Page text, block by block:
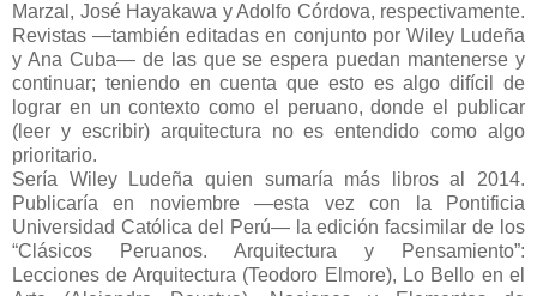
Marzal, José Hayakawa y Adolfo Córdova, respectivamente.
Revistas —también editadas en conjunto por Wiley Ludeña
y Ana Cuba— de las que se espera puedan mantenerse y
continuar; teniendo en cuenta que esto es algo difícil de
lograr en un contexto como el peruano, donde el publicar
(leer y escribir) arquitectura no es entendido como algo
prioritario.
Sería Wiley Ludeña quien sumaría más libros al 2014.
Publicaría en noviembre —esta vez con la Pontificia
Universidad Católica del Perú— la edición facsimilar de los
“Clásicos Peruanos. Arquitectura y Pensamiento”:
Lecciones de Arquitectura (Teodoro Elmore), Lo Bello en el